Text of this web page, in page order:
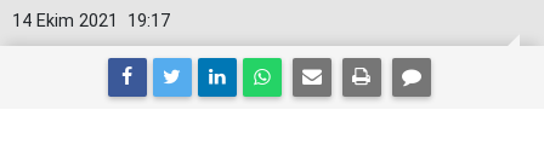
19:17
14 Ekim 2021